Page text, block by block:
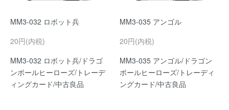
MM3-032 ロボット兵
20円(内税)
MM3-032 ロボット兵/ドラゴ
ンボールヒーローズ/トレーデ
ィングカード/中古良品
MM3-035 アンゴル
20円(内税)
MM3-035 アンゴル/ドラゴン
ボールヒーローズ/トレーディ
ングカード/中古良品